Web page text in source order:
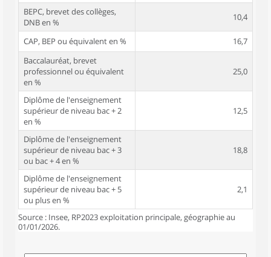
BEPC, brevet des collèges,
DNB en %
10,4
CAP, BEP ou équivalent en %
16,7
Baccalauréat, brevet
professionnel ou équivalent
en %
25,0
Diplôme de l'enseignement
supérieur de niveau bac + 2
en %
12,5
Diplôme de l'enseignement
supérieur de niveau bac + 3
ou bac + 4 en %
18,8
Diplôme de l'enseignement
supérieur de niveau bac + 5
ou plus en %
2,1
Source : Insee, RP2023 exploitation principale, géographie au
01/01/2026.